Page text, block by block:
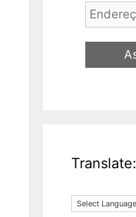
Endereço
de
*
Translate: